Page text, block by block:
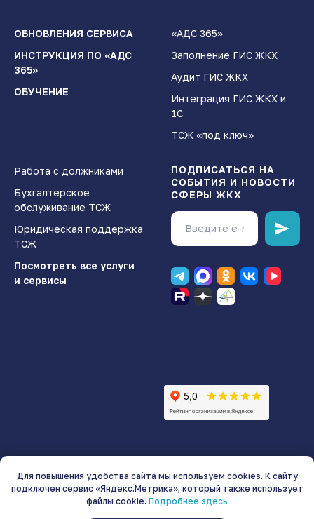
ОБНОВЛЕНИЯ СЕРВИСА
ИНСТРУКЦИЯ ПО «АДС
365»
ОБУЧЕНИЕ
«АДС 365»
Заполнение ГИС ЖКХ
Аудит ГИС ЖКХ
Интеграция ГИС ЖКХ и
1С
ТСЖ «под ключ»
Работа с должниками
Бухгалтерское
обслуживание ТСЖ
Юридическая поддержка
ТСЖ
Посмотреть все услуги
и сервисы
ПОДПИСАТЬСЯ НА
СОБЫТИЯ И НОВОСТИ
СФЕРЫ ЖКХ
ООО «Технология и Сервис»
ИНН 5507240880 | КПП 550701001 | ОГРН 1135543032019
входит в реестр аккредитованных IT-компаний
Для повышения удобства сайта мы используем cookies. К сайту
подключен сервис «Яндекс.Метрика», который также использует
файлы cookie. Подробнее здесь